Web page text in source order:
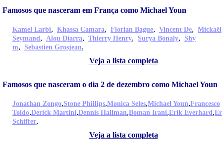
Famosos que nasceram em França como Michael Youn
Kamel Larbi, Khassa Camara, Florian Bague, Vincent De, Mickaël
Seymand, Alou Diarra, Thierry Henry, Surya Bonaly, Shy
m, Sebastien Grosjean,
Veja a lista completa
Famosos que nasceram o dia 2 de dezembro como Michael Youn
Jonathan Zongo,Stone Phillips,Monica Seles,Michael Youn,Francesco
Toldo,Derick Martini,Dennis Hallman,Boman Irani,Erik Everhard,
Schiffer,
Veja a lista completa